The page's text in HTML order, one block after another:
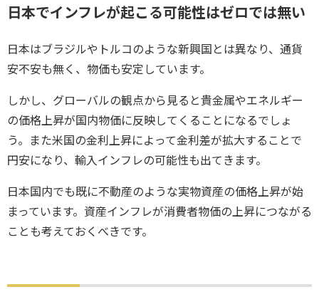
日本でインフレが起こる可能性はゼロでは無い
日本はブラジルやトルコのような新興国とは異なり、通貨
安不安も無く、物価も安定しています。
しかし、グローバルの観点から見ると貴金属やエネルギー
の価格上昇が国内物価に反映してくることになるでしょ
う。また米国の金利上昇によって金利差が拡大することで
円安になり、輸入インフレの可能性も出てきます。
日本国内でも既に不動産のような実物資産の価格上昇が始
まっています。資産インフレが消費者物価の上昇につながる
ことも考えておくべきです。